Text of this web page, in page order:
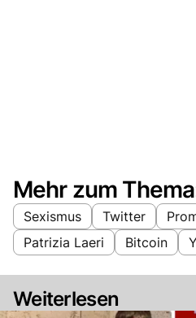
Mehr zum
Sexismus Twitter
Patrizia Laeri
Bitcoin
Weiterlesen